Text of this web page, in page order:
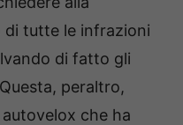
di tutte le infrazioni
di fatto gli
peraltro,
autovelox che ha